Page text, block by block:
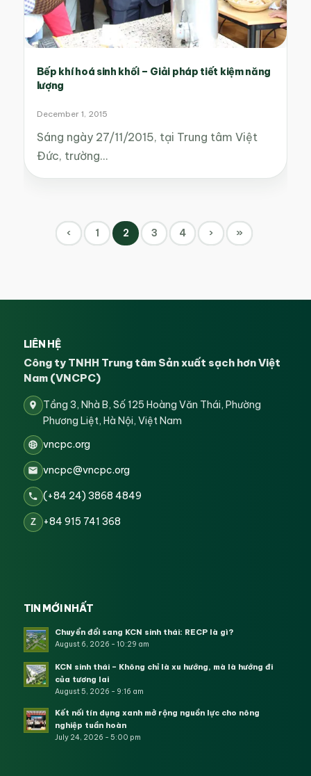
Bếp khí hoá sinh khối – Giải pháp tiết kiệm năng
lượng
December 1, 2015
Sáng ngày 27/11/2015, tại Trung tâm Việt
Đức, trường…
‹ 1 2 3 4 › »
LIÊN HỆ
Công ty TNHH Trung tâm Sản xuất sạch hơn Việt
Nam (VNCPC)
Tầng 3, Nhà B, Số 125 Hoàng Văn Thái, Phường
Phương Liệt, Hà Nội, Việt Nam
vncpc.org
vncpc@vncpc.org
(+84 24) 3868 4849
Z +84 915 741 368
TIN MỚI NHẤT
Chuyển đổi sang KCN sinh thái: RECP là gì?
August 6, 2026 - 10:29 am
KCN sinh thái – Không chỉ là xu hướng, mà là hướng đi
của tương lai
August 5, 2026 - 9:16 am
Kết nối tín dụng xanh mở rộng nguồn lực cho nông
nghiệp tuần hoàn
July 24, 2026 - 5:00 pm